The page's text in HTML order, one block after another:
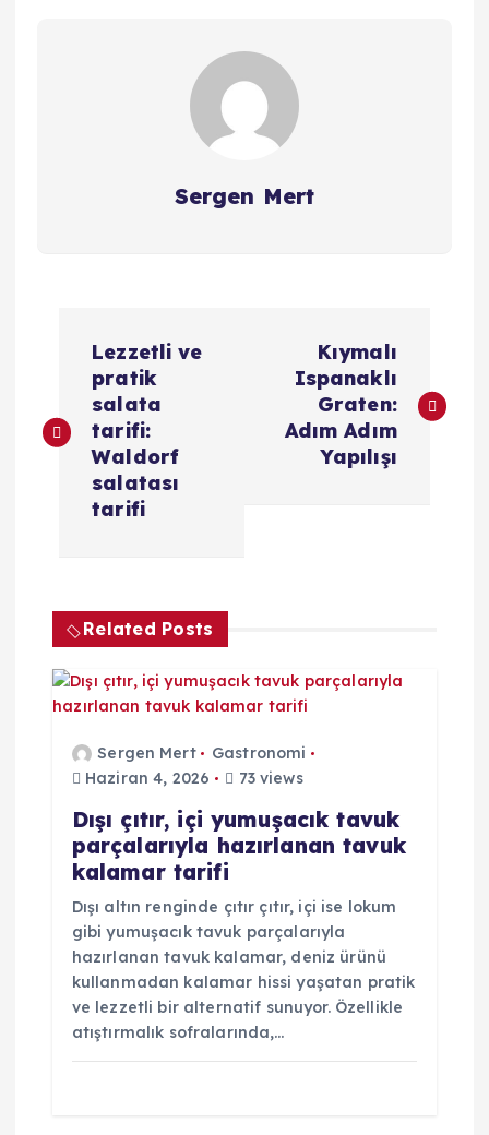
Sergen Mert
z
e
z
m
Lezzetli ve
pratik
salata
tarifi:
Waldorf
salatası
tarifi
Kıymalı
Ispanaklı
Graten:
Adım Adım
Yapılışı
Related Posts
Sergen Mert
Gastronomi
Haziran 4, 2026
73 views
Dışı çıtır, içi yumuşacık tavuk
parçalarıyla hazırlanan tavuk
kalamar tarifi
Dışı altın renginde çıtır çıtır, içi ise lokum
gibi yumuşacık tavuk parçalarıyla
hazırlanan tavuk kalamar, deniz ürünü
kullanmadan kalamar hissi yaşatan pratik
ve lezzetli bir alternatif sunuyor. Özellikle
atıştırmalık sofralarında,…